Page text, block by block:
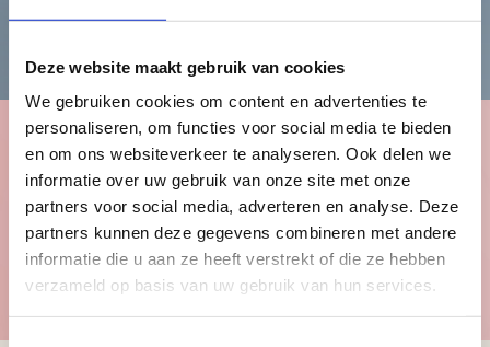
Deze website maakt gebruik van cookies
We gebruiken cookies om content en advertenties te
personaliseren, om functies voor social media te bieden
en om ons websiteverkeer te analyseren. Ook delen we
informatie over uw gebruik van onze site met onze
partners voor social media, adverteren en analyse. Deze
partners kunnen deze gegevens combineren met andere
informatie die u aan ze heeft verstrekt of die ze hebben
verzameld op basis van uw gebruik van hun services.
Kinderen
Bekijk de kindercollectie